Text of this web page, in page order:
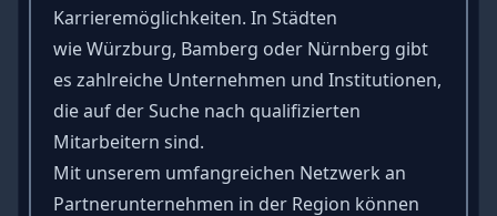
Karrieremöglichkeiten. In Städten
wieWürzburg, Bamberg oder Nürnberg gibt
es zahlreiche Unternehmen und Institutionen,
die auf der Suche nach qualifizierten
Mitarbeitern sind.
Mit unserem umfangreichen Netzwerk an
Partnerunternehmen in der Region können